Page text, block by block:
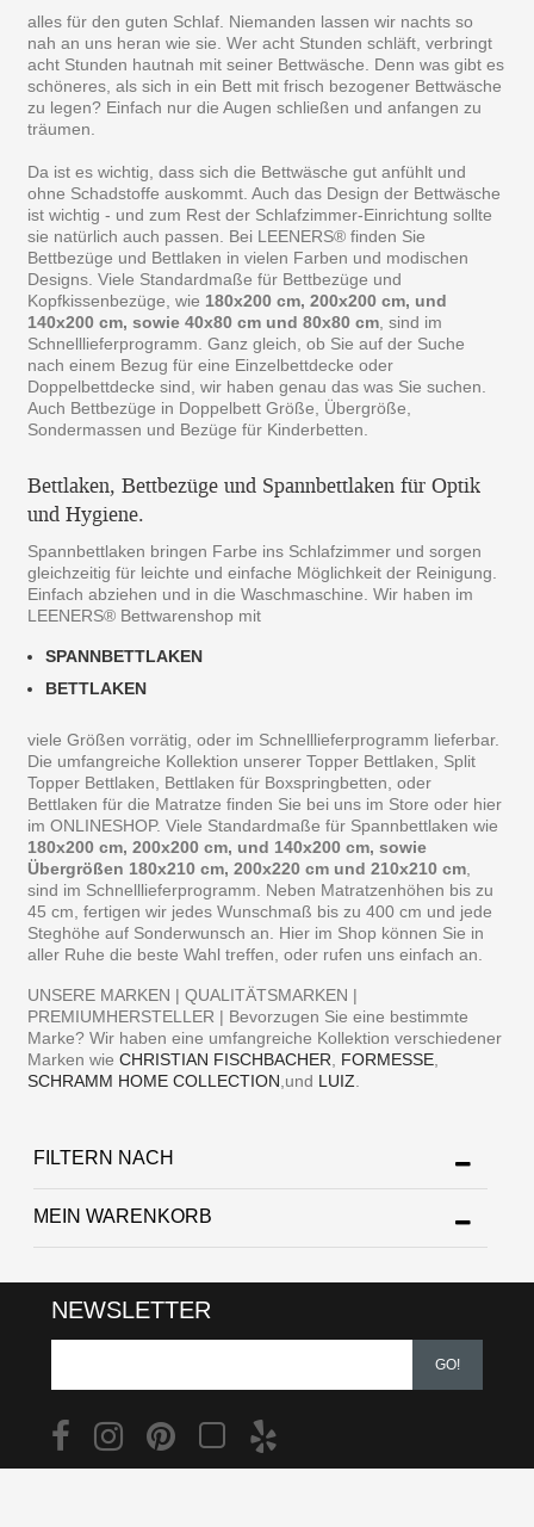
alles für den guten Schlaf. Niemanden lassen wir nachts so
nah an uns heran wie sie. Wer acht Stunden schläft, verbringt
acht Stunden hautnah mit seiner Bettwäsche. Denn was gibt es
schöneres, als sich in ein Bett mit frisch bezogener Bettwäsche
zu legen? Einfach nur die Augen schließen und anfangen zu
träumen.
Da ist es wichtig, dass sich die Bettwäsche gut anfühlt und
ohne Schadstoffe auskommt. Auch das Design der Bettwäsche
ist wichtig - und zum Rest der Schlafzimmer-Einrichtung sollte
sie natürlich auch passen. Bei LEENERS® finden Sie
Bettbezüge und Bettlaken in vielen Farben und modischen
Designs. Viele Standardmaße für Bettbezüge und
Kopfkissenbezüge, wie 180x200 cm, 200x200 cm, und
140x200 cm, sowie 40x80 cm und 80x80 cm , sind im
Schnelllieferprogramm. Ganz gleich, ob Sie auf der Suche
nach einem Bezug für eine Einzelbettdecke oder
Doppelbettdecke sind, wir haben genau das was Sie suchen.
Auch Bettbezüge in Doppelbett Größe, Übergröße,
Sondermassen und Bezüge für Kinderbetten.
Bettlaken, Bettbezüge und Spannbettlaken für Optik
und Hygiene.
Spannbettlaken bringen Farbe ins Schlafzimmer und sorgen
gleichzeitig für leichte und einfache Möglichkeit der Reinigung.
Einfach abziehen und in die Waschmaschine. Wir haben im
LEENERS® Bettwarenshop mit
SPANNBETTLAKEN
BETTLAKEN
viele Größen vorrätig, oder im Schnelllieferprogramm lieferbar.
Die umfangreiche Kollektion unserer Topper Bettlaken, Split
Topper Bettlaken, Bettlaken für Boxspringbetten, oder
Bettlaken für die Matratze finden Sie bei uns im Store oder hier
im ONLINESHOP. Viele Standardmaße für Spannbettlaken wie
180x200 cm, 200x200 cm, und 140x200 cm, sowie
Übergrößen 180x210 cm, 200x220 cm und 210x210 cm
sind im Schnelllieferprogramm. Neben Matratzenhöhen bis zu
45 cm, fertigen wir jedes Wunschmaß bis zu 400 cm und jede
Steghöhe auf Sonderwunsch an. Hier im Shop können Sie in
aller Ruhe die beste Wahl treffen, oder rufen uns einfach an.
UNSERE MARKEN | QUALITÄTSMARKEN |
PREMIUMHERSTELLER | Bevorzugen Sie eine bestimmte
Marke? Wir haben eine umfangreiche Kollektion verschiedener
Marken wieCHRISTIAN FISCHBACHER FORMESSE
SCHRAMM HOME COLLECTION ,und LUIZ
FILTERN NACH
MEIN WARENKORB
NEWSLETTER
GO!